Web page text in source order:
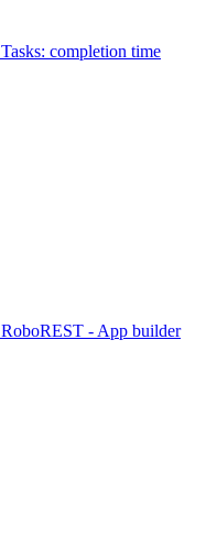
Tasks: completion time
RoboREST - App builder